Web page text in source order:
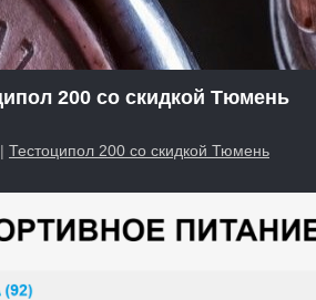
200 со скидкой Тюмень
| Тестоципол 200 со скидкой Тюмень